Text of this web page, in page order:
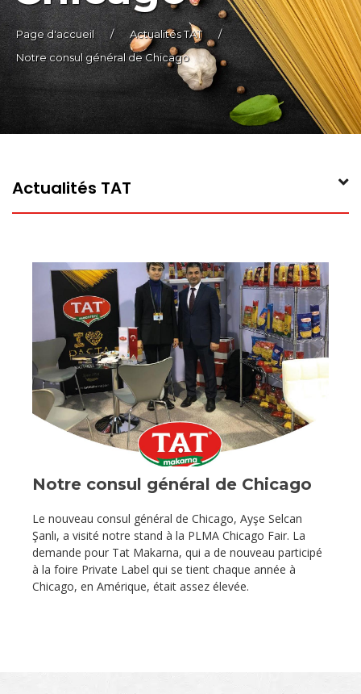
Page d'accueil / Actualités TAT
/
Notre consul général de Chicago
Actualités TAT
Notre consul général de Chicago
Le nouveau consul général de Chicago, Ayşe Selcan
Şanlı, a visité notre stand à la PLMA Chicago Fair. La
demande pour Tat Makarna, qui a de nouveau participé
à la foire Private Label qui se tient chaque année à
Chicago, en Amérique, était assez élevée.